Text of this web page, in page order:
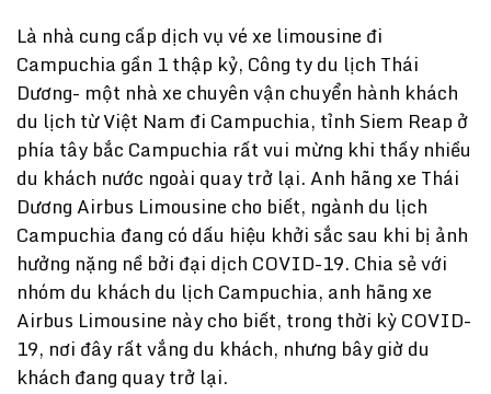
Là nhà cung cấp dịch vụ vé xe limousine đi
Campuchia gần 1 thập kỷ, Công ty du lịch Thái
Dương- một nhà xe chuyên vận chuyển hành khách
du lịch từ Việt Nam đi Campuchia, tỉnh Siem Reap ở
phía tây bắc Campuchia rất vui mừng khi thấy nhiều
du khách nước ngoài quay trở lại. Anh hãng xe Thái
Dương Airbus Limousine cho biết, ngành du lịch
Campuchia đang có dấu hiệu khởi sắc sau khi bị ảnh
hưởng nặng nề bởi đại dịch COVID-19. Chia sẻ với
nhóm du khách du lịch Campuchia, anh hãng xe
Airbus Limousine này cho biết, trong thời kỳ COVID-
19, nơi đây rất vắng du khách, nhưng bây giờ du
khách đang quay trở lại.